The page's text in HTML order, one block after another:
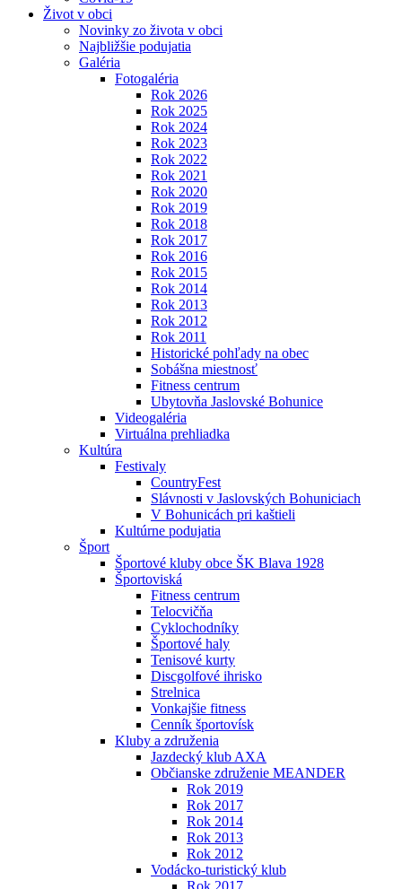
Život v obci
Novinky zo života v obci
Najbližšie podujatia
Galéria
Fotogaléria
Rok 2026
Rok 2025
Rok 2024
Rok 2023
Rok 2022
Rok 2021
Rok 2020
Rok 2019
Rok 2018
Rok 2017
Rok 2016
Rok 2015
Rok 2014
Rok 2013
Rok 2012
Rok 2011
Historické pohľady na obec
Sobášna miestnosť
Fitness centrum
Ubytovňa Jaslovské Bohunice
Videogaléria
Virtuálna prehliadka
Kultúra
Festivaly
CountryFest
Slávnosti v Jaslovských Bohuniciach
V Bohunicách pri kaštieli
Kultúrne podujatia
Šport
Športové kluby obce ŠK Blava 1928
Športoviská
Fitness centrum
Telocvičňa
Cyklochodníky
Športové haly
Tenisové kurty
Discgolfové ihrisko
Strelnica
Vonkajšie fitness
Cenník športovísk
Kluby a združenia
Jazdecký klub AXA
Občianske združenie MEANDER
Rok 2019
Rok 2017
Rok 2014
Rok 2013
Rok 2012
Vodácko-turistický klub
Rok 2017